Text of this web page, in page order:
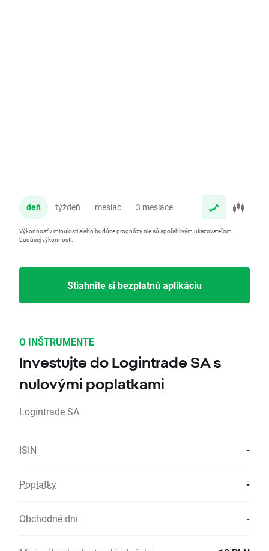
deň týždeň mesiac 3 mesiace
Výkonnosť v minulosti alebo budúce prognózy nie sú spoľahlivým ukazovateľom
budúcej výkonnosti.
Stiahnite si bezplatnú aplikáciu
O INŠTRUMENTE
Investujte do Logintrade SA s
nulovými poplatkami
Logintrade SA
ISIN -
Poplatky -
Obchodné dni -